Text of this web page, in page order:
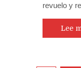
revuelo y
Lee